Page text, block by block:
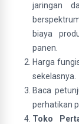
jaringan
biaya
panen.
Harga
sekelasnya.
Baca
perhatikan
Toko